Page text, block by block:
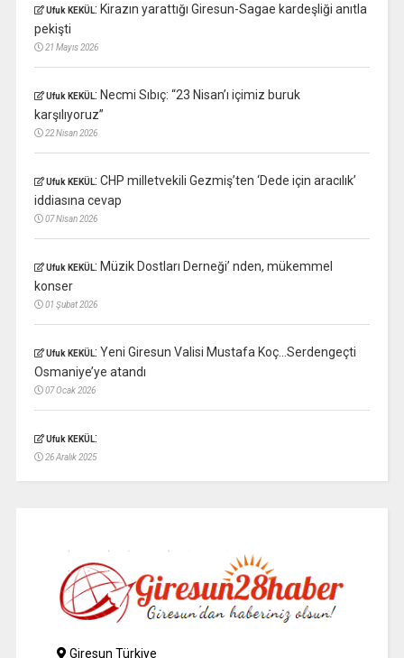
Ufuk KEKÜL: Kirazın yarattığı Giresun-Sagae kardeşliği anıtla
pekişti
21 Mayıs 2026
Ufuk KEKÜL: Necmi Sıbıç: “23 Nisan’ı içimiz buruk
karşılıyoruz”
22 Nisan 2026
Ufuk KEKÜL: CHP milletvekili Gezmiş’ten ‘Dede için aracılık’
iddiasına cevap
07 Nisan 2026
Ufuk KEKÜL: Müzik Dostları Derneği’ nden, mükemmel
konser
01 Şubat 2026
Ufuk KEKÜL: Yeni Giresun Valisi Mustafa Koç…Serdengeçti
Osmaniye’ye atandı
07 Ocak 2026
Ufuk KEKÜL:
26 Aralık 2025
Giresun Türkiye